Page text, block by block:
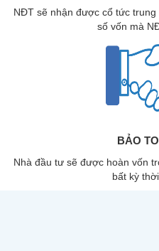
NĐT sẽ nhận được cổ tức trung
số vốn mà
BẢO
Nhà đầu tư sẽ được hoàn vốn
bất kỳ